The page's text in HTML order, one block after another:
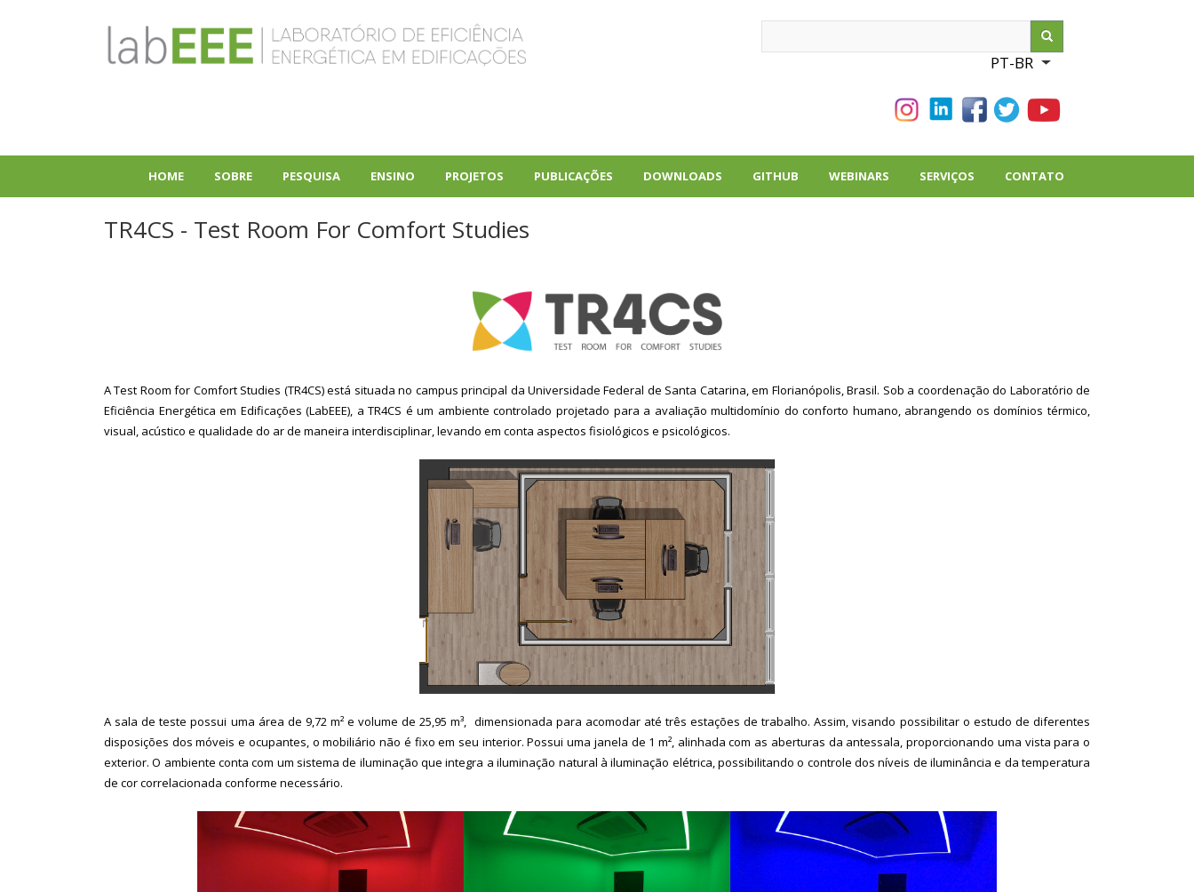
PT-BR
List additional
HOME SOBRE PESQUISA ENSINO PROJETOS PUBLICAÇÕES DOWNLOADS GITHUB WEBINARS SERVIÇOS CONTATO
TR4CS - Test Room For Comfort Studies
A Test Room for Comfort Studies (TR4CS) está situada no campus principal da Universidade Federal de Santa Catarina, em Florianópolis, Brasil. Sob a coordenação do Laboratório de
Eficiência Energética em Edificações (LabEEE), a TR4CS é um ambiente controlado projetado para a avaliação multidomínio do conforto humano, abrangendo os domínios térmico,
visual, acústico e qualidade do ar de maneira interdisciplinar, levando em conta aspectos fisiológicos e psicológicos.
A sala de teste possui uma área de 9,72 m² e volume de 25,95 m³, dimensionada para acomodar até três estações de trabalho. Assim, visando possibilitar o estudo de diferentes
disposições dos móveis e ocupantes, o mobiliário não é fixo em seu interior. Possui uma janela de 1 m², alinhada com as aberturas da antessala, proporcionando uma vista para o
exterior. O ambiente conta com um sistema de iluminação que integra a iluminação natural à iluminação elétrica, possibilitando o controle dos níveis de iluminância e da temperatura
de cor correlacionada conforme necessário.